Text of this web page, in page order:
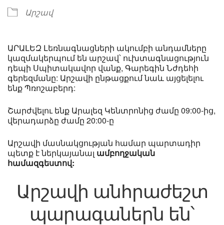
Արշավ
ԱՐԱԼԵԶ Լեռնագնացների ակումբի անդամները
կազմակերպում են արշավ՝ ուխտագնացություն
դեպի Սպիտակավոր վանք, Գարեգին Նժդեհի
գերեզմանը: Արշավի ընթացքում նաև այցելելու
ենք Պռոշաբերդ:
Շարժվելու ենք Արալեզ Կենտրոնից ժամը 09:00-ից,
վերադարձը ժամը 20:00-ը
Արշավի մասնակցության համար պարտադիր
պետք է ներկայանալ ամբողջական
համազգեստով:
Արշավի անհրաժեշտ
պարագաներն են՝